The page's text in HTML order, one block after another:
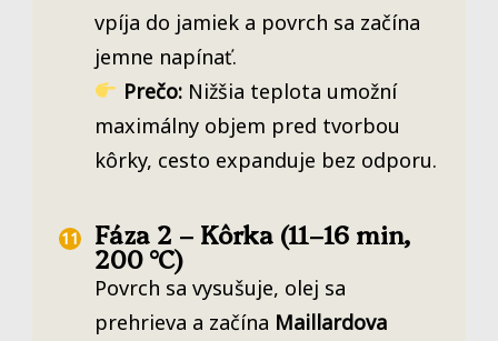
vpíja do jamiek a povrch sa začína
jemne napínať.
Prečo:Nižšia teplota umožní
maximálny objem pred tvorbou
kôrky, cesto expanduje bez odporu.
Fáza 2 – Kôrka (11–16 min,
200 °C)
Povrch sa vysušuje, olej sa
prehrieva a začína Maillardova